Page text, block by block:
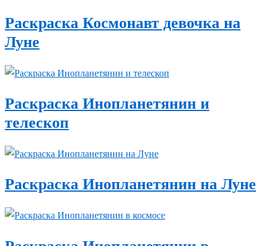
Раскраска Космонавт девочка на
Луне
Раскраска Инопланетянин и
телескоп
Раскраска Инопланетянин на Луне